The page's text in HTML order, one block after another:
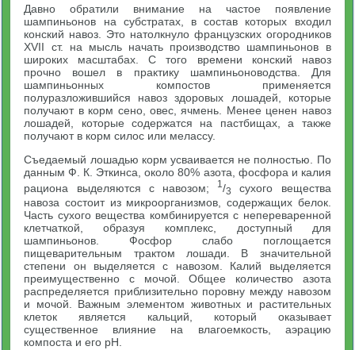
Давно обратили внимание на частое появление
шампиньонов на субстратах, в состав которых входил
конский навоз. Это натолкнуло французских огородников
XVII ст. на мысль начать производство шампиньонов в
широких масштабах. С того времени конский навоз
прочно вошел в практику шампиньоноводства. Для
шампиньонных компостов применяется
полуразложившийся навоз здоровых лошадей, которые
получают в корм сено, овес, ячмень. Менее ценен навоз
лошадей, которые содержатся на пастбищах, а также
получают в корм силос или мелассу.
Съедаемый лошадью корм усваивается не полностью. По
данным Ф. К. Эткинса, около 80% азота, фосфора и калия
рациона выделяются с навозом;
1 /3
сухого вещества
навоза состоит из микроорганизмов, содержащих белок.
Часть сухого вещества комбинируется с непереваренной
клетчаткой, образуя комплекс, доступный для
шампиньонов. Фосфор слабо поглощается
пищеварительным трактом лошади. В значительной
степени он выделяется с навозом. Калий выделяется
преимущественно с мочой. Общее количество азота
распределяется приблизительно поровну между навозом
и мочой. Важным элементом животных и растительных
клеток является кальций, который оказывает
существенное влияние на влагоемкость, аэрацию
компоста и его pH.